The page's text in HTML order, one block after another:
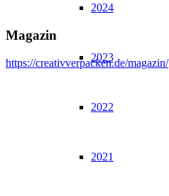
2024
2023
2022
2021
Magazin
https://creativverpacken.de/magazin/